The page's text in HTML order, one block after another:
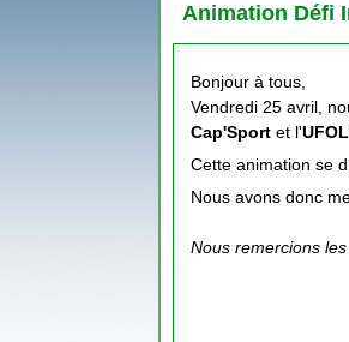
Animation Défi
Bonjour à tous,
Vendredi 25 avril,
Cap'Sportet l'
Cette animation se
Nous avons donc
Nous remercions